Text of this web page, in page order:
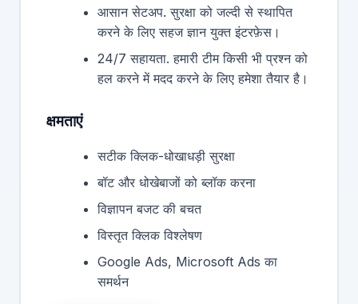
आसान सेटअप. सुरक्षा को जल्दी से स्थापित
करने के लिए सहज ज्ञान युक्त इंटरफ़ेस।
24/7 सहायता. हमारी टीम किसी भी प्रश्न को
हल करने में मदद करने के लिए हमेशा तैयार है।
क्षमताएं
सटीक क्लिक-धोखाधड़ी सुरक्षा
बॉट और धोखेबाजों को ब्लॉक करना
विज्ञापन बजट की बचत
विस्तृत क्लिक विश्लेषण
Google Ads, Microsoft Ads का
समर्थन